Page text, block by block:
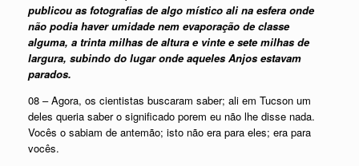
publicou as fotografias de algo místico ali na esfera onde
não podia haver umidade nem evaporação de classe
alguma, a trinta milhas de altura e vinte e sete milhas de
largura, subindo do lugar onde aqueles Anjos estavam
parados.
08 – Agora, os cientistas buscaram saber; ali em Tucson um
deles queria saber o significado porem eu não lhe disse nada.
Vocês o sabiam de antemão; isto não era para eles; era para
vocês.